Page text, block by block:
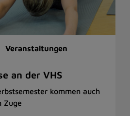
Veranstaltungen
an der VHS
kommen auch
Zuge